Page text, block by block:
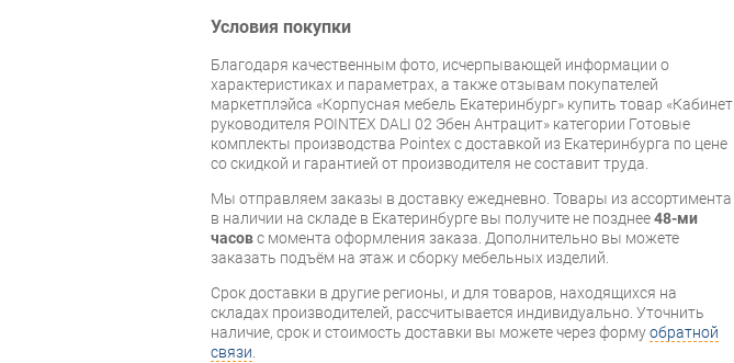
Условия покупки
Благодаря качественным фото, исчерпывающей информации о
характеристиках и параметрах, а также отзывам покупателей
маркетплэйса «Корпусная мебель Екатеринбург» купить товар «Кабинет
руководителя POINTEX DALI 02 Эбен Антрацит» категории Готовые
комплекты производства Pointex с доставкой из Екатеринбурга по цене
со скидкой и гарантией от производителя не составит труда.
Мы отправляем заказы в доставку ежедневно. Товары из ассортимента
в наличии на складе в Екатеринбурге вы получите не позднее48-ми
часовс момента оформления заказа. Дополнительно вы можете
заказать подъём на этаж и сборку мебельных изделий.
Срок доставки в другие регионы, и для товаров, находящихся на
складах производителей, рассчитывается индивидуально. Уточнить
наличие, срок и стоимость доставки вы можете через формуобратной
связи.